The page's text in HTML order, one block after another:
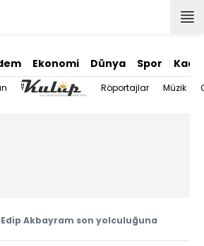
Ekonomi Dünya Spor
Röportajlar Müzik
Edip Akbayram son yolculuğuna